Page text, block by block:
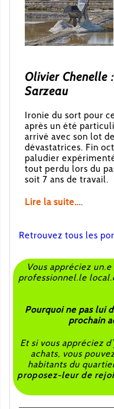
Olivier Chenelle
Sarzeau
Ironie du sort pour
après un été
arrivé avec son lot
dévastatrices. Fin
paludier
tout perdu lors du
soit 7 ans de travail.
Lire la suite….
Retrouvez tous les
Vous appréciez
professionnel.le
Pourquoi ne pas lui
prochain
Et si vous appréciez
achats, vous
habitants du
proposez-leur de